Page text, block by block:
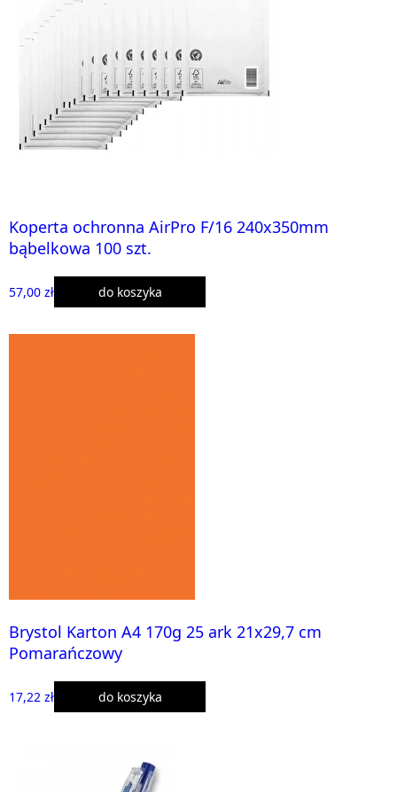
Koperta ochronna AirPro F/16 240x350mm
bąbelkowa 100 szt.
57,00 zł do koszyka
Brystol Karton A4 170g 25 ark 21x29,7 cm
Pomarańczowy
17,22 zł do koszyka